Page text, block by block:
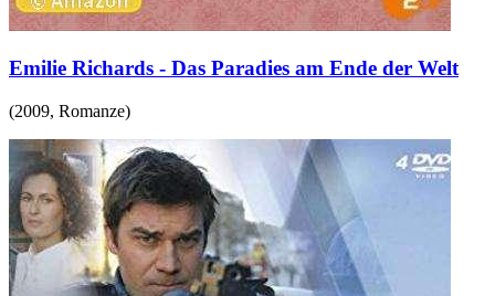
Emilie Richards - Das Paradies am Ende der Welt
(2009, Romanze)